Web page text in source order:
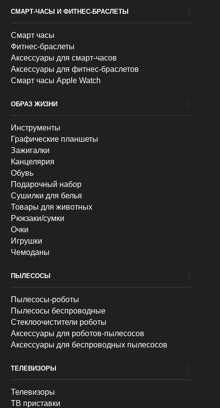
СМАРТ-ЧАСЫ И ФИТНЕС-БРАСЛЕТЫ
Смарт часы
Фитнес-браслеты
Аксессуары для смарт-часов
Аксессуары для фитнес-браслетов
Смарт часы Apple Watch
ОБРАЗ ЖИЗНИ
Инструменты
Графические планшеты
Зажигалки
Канцелярия
Обувь
Подарочный набор
Сушилки для белья
Товары для животных
Рюкзаки/сумки
Очки
Игрушки
Чемоданы
ПЫЛЕСОСЫ
Пылесосы-роботы
Пылесосы беспроводные
Стеклоочистители роботы
Аксессуары для роботов-пылесосов
Аксессуары для беспроводных пылесосов
ТЕЛЕВИЗОРЫ
Телевизоры
ТВ приставки